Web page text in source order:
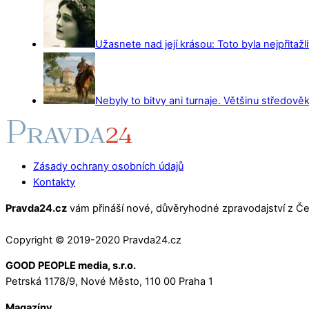
Užasnete nad její krásou: Toto byla
Nebyly to bitvy ani turnaje. Většinu
Zásady ochrany osobních údajů
Kontakty
Pravda24.cz vám přináší nové, důvěryhodné zpravodajství z
Copyright © 2019-2020 Pravda24.cz
GOOD PEOPLE media, s.r.o.
Petrská 1178/9, Nové Město, 110 00 Praha 1